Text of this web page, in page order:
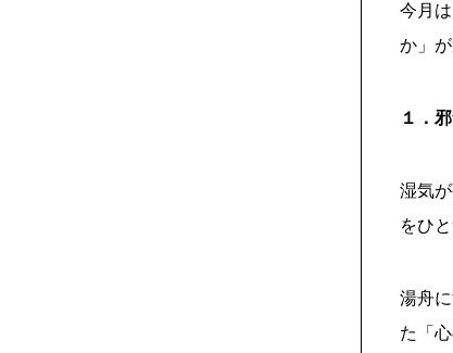
今月
か」
１．
湿気
をひ
湯舟
た「